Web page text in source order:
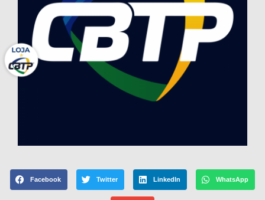
Facebook Twitter LinkedIn WhatsApp